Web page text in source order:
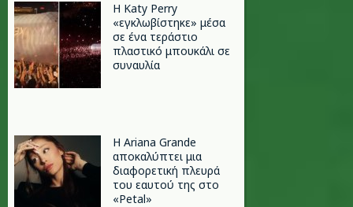
H Katy Perry
«εγκλωβίστηκε» μέσα
σε ένα τεράστιο
πλαστικό μπουκάλι σε
συναυλία
Η Ariana Grande
αποκαλύπτει μια
διαφορετική πλευρά
του εαυτού της στο
«Petal»